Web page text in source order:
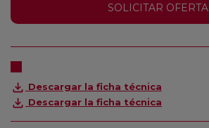
SOLICITAR OFERTA
Descargar la ficha técnica
Descargar la ficha técnica